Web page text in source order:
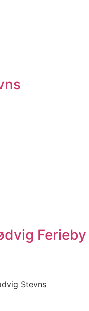
Ferieby
Stevns